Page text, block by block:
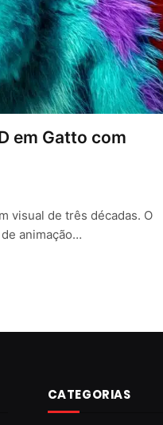
em Gatto com
visual de três décadas. O
animação…
CATEGORIAS